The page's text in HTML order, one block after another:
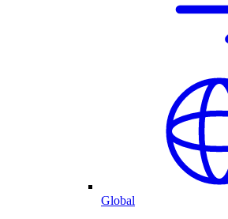
Global